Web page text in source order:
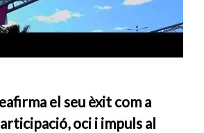
el seu èxit com a
oci i impuls al